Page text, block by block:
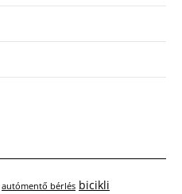
autómentő bérlés bicikli